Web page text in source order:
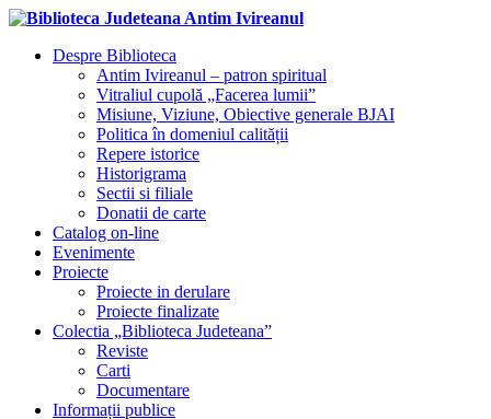
Despre Biblioteca
Antim Ivireanul – patron spiritual
Vitraliul cupolă „Facerea lumii”
Misiune, Viziune, Obiective generale BJAI
Politica în domeniul calității
Repere istorice
Historigrama
Sectii si filiale
Donatii de carte
Catalog on-line
Evenimente
Proiecte
Proiecte in derulare
Proiecte finalizate
Colectia „Biblioteca Judeteana”
Reviste
Carti
Documentare
Informații publice